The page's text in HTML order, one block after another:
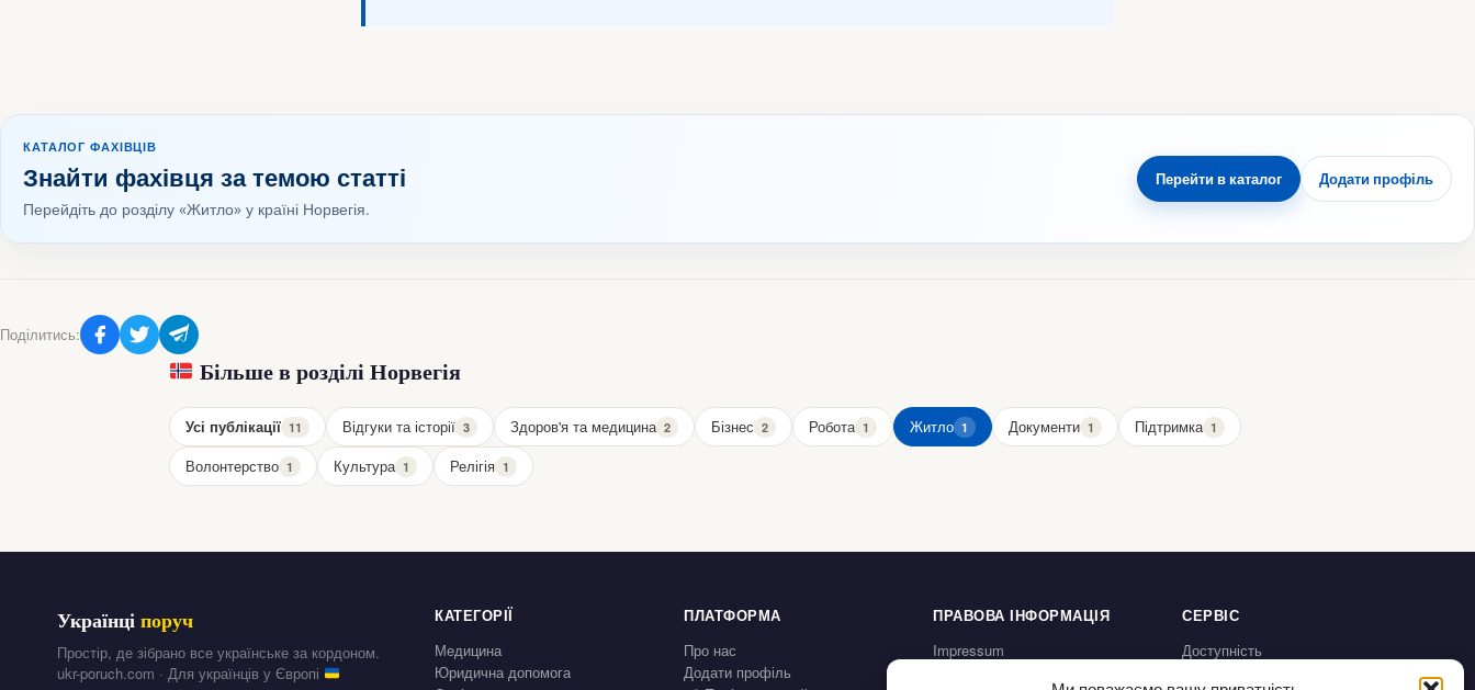
КАТАЛОГ ФАХІВЦІВ
Знайти фахівця за темою статті
Перейдіть до розділу «Житло» у країні Норвегія.
Перейти в каталог Додати профіль
Поділитись:
Більше в розділі Норвегія
Усі публікації 11 Відгуки та історії 3 Здоров'я та медицина 2 Бізнес 2 Робота 1 Житло 1 Документи 1 Підтримка 1
Волонтерство 1 Культура 1 Релігія 1
Українціпоруч
Простір, де зібрано все українське за кордоном.
ukr-poruch.com · Для українців у Європі
КАТЕГОРІЇ
Медицина
Юридична допомога
ПЛАТФОРМА
Про нас
Додати профіль
ПРАВОВА ІНФОРМАЦІЯ
Impressum
СЕРВІС
Доступність